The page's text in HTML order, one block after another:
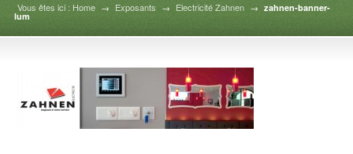
Vous êtes ici : Home → Exposants → Electricité Zahnen → zahnen-banner-
lum